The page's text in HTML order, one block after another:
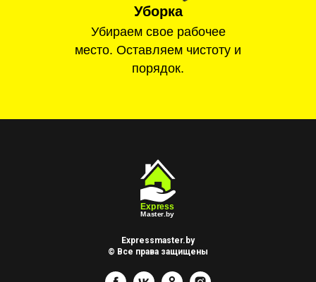
Уборка
Убираем свое рабочее
место. Оставляем чистоту и
порядок.
Expressmaster.by
© Все права защищены